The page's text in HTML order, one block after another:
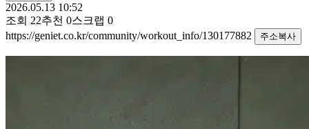
2026.05.13 10:52
조회 22추천 0스크랩 0
https://geniet.co.kr/community/workout_info/130177882
주소복사